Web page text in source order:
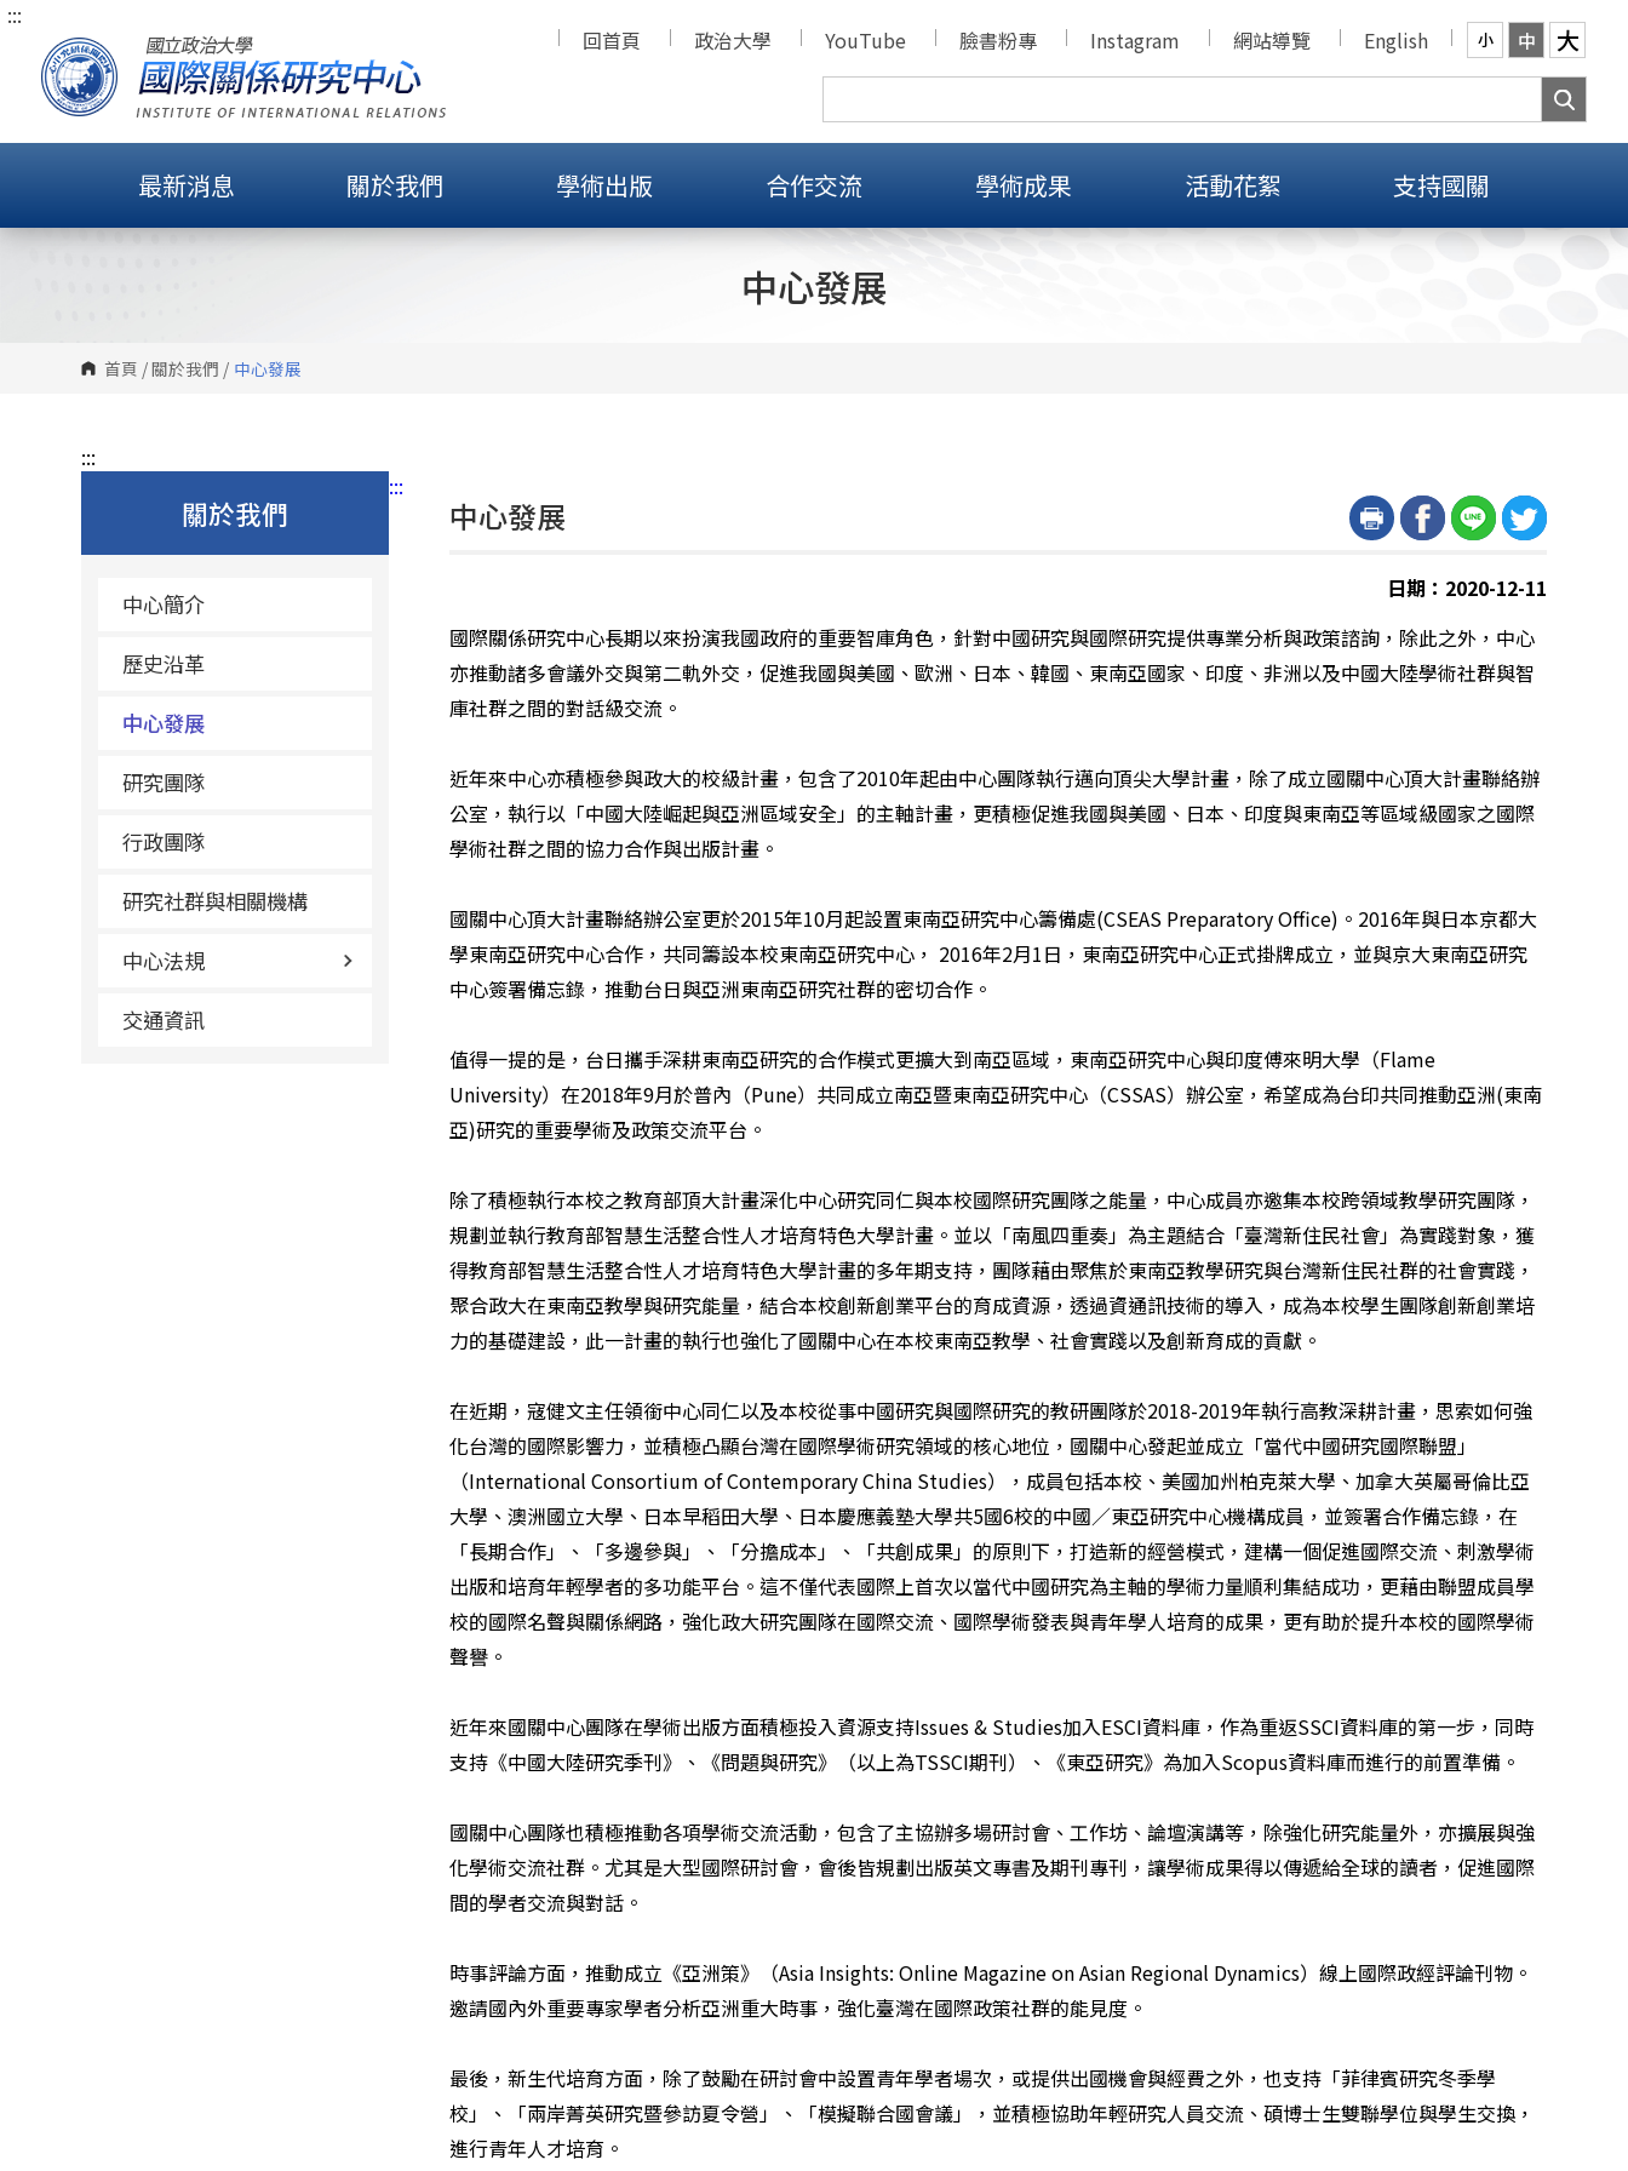
跳
內
塊
:::
回首頁
政治大學 YouTube 臉書粉專 Instagram 網站導覽 English 小 中 大
最新消息 關於我們 學術出版 合作交流 學術成果 活動花絮 支持國關
中心發展
首頁 /關於我們 / 中心發展
:::
關於我們
中心簡介
歷史沿革
中心發展
研究團隊
行政團隊
研究社群與相關機構
中心法規
交通資訊
:::
中心發展
日期：2020-12-11
國際關係研究中心長期以來扮演我國政府的重要智庫角色，針對中國研究與國際研究提供專業分析與政策諮詢，除此之外，中心
亦推動諸多會議外交與第二軌外交，促進我國與美國、歐洲、日本、韓國、東南亞國家、印度、非洲以及中國大陸學術社群與智
庫社群之間的對話級交流。
近年來中心亦積極參與政大的校級計畫，包含了2010年起由中心團隊執行邁向頂尖大學計畫，除了成立國關中心頂大計畫聯絡辦
公室，執行以「中國大陸崛起與亞洲區域安全」的主軸計畫，更積極促進我國與美國、日本、印度與東南亞等區域級國家之國際
學術社群之間的協力合作與出版計畫。
國關中心頂大計畫聯絡辦公室更於2015年10月起設置東南亞研究中心籌備處(CSEAS Preparatory Office) 。 2016年與日本京都大
學東南亞研究中心合作，共同籌設本校東南亞研究中心， 2016年2月1日，東南亞研究中心正式掛牌成立，並與京大東南亞研究
中心簽署備忘錄，推動台日與亞洲東南亞研究社群的密切合作。
值得一提的是，台日攜手深耕東南亞研究的合作模式更擴大到南亞區域，東南亞研究中心與印度傅來明大學（Flame
University）在2018年9月於普內（Pune）共同成立南亞暨東南亞研究中心（CSSAS）辦公室，希望成為台印共同推動亞洲(東南
亞)研究的重要學術及政策交流平台。
除了積極執行本校之教育部頂大計畫深化中心研究同仁與本校國際研究團隊之能量，中心成員亦邀集本校跨領域教學研究團隊，
規劃並執行教育部智慧生活整合性人才培育特色大學計畫。並以「南風四重奏」為主題結合「臺灣新住民社會」為實踐對象，獲
得教育部智慧生活整合性人才培育特色大學計畫的多年期支持，團隊藉由聚焦於東南亞教學研究與台灣新住民社群的社會實踐，
聚合政大在東南亞教學與研究能量，結合本校創新創業平台的育成資源，透過資通訊技術的導入，成為本校學生團隊創新創業培
力的基礎建設，此一計畫的執行也強化了國關中心在本校東南亞教學、社會實踐以及創新育成的貢獻。
在近期，寇健文主任領銜中心同仁以及本校從事中國研究與國際研究的教研團隊於2018-2019年執行高教深耕計畫，思索如何強
化台灣的國際影響力，並積極凸顯台灣在國際學術研究領域的核心地位，國關中心發起並成立「當代中國研究國際聯盟」
（International Consortium of Contemporary China Studies），成員包括本校、美國加州柏克萊大學、加拿大英屬哥倫比亞
大學、澳洲國立大學、日本早稻田大學、日本慶應義塾大學共5國6校的中國／東亞研究中心機構成員，並簽署合作備忘錄，在
「長期合作」、「多邊參與」、「分擔成本」、「共創成果」的原則下，打造新的經營模式，建構一個促進國際交流、刺激學術
出版和培育年輕學者的多功能平台。這不僅代表國際上首次以當代中國研究為主軸的學術力量順利集結成功，更藉由聯盟成員學
校的國際名聲與關係網路，強化政大研究團隊在國際交流、國際學術發表與青年學人培育的成果，更有助於提升本校的國際學術
聲譽。
近年來國關中心團隊在學術出版方面積極投入資源支持Issues & Studies加入ESCI資料庫，作為重返SSCI資料庫的第一步，同時
支持《中國大陸研究季刊》、《問題與研究》（以上為TSSCI期刊）、《東亞研究》為加入Scopus資料庫而進行的前置準備。
國關中心團隊也積極推動各項學術交流活動，包含了主協辦多場研討會、工作坊、論壇演講等，除強化研究能量外，亦擴展與強
化學術交流社群。尤其是大型國際研討會，會後皆規劃出版英文專書及期刊專刊，讓學術成果得以傳遞給全球的讀者，促進國際
間的學者交流與對話。
時事評論方面，推動成立《亞洲策》（Asia Insights: Online Magazine on Asian Regional Dynamics）線上國際政經評論刊物。
邀請國內外重要專家學者分析亞洲重大時事，強化臺灣在國際政策社群的能見度。
最後，新生代培育方面，除了鼓勵在研討會中設置青年學者場次，或提供出國機會與經費之外，也支持「菲律賓研究冬季學
校」、「兩岸菁英研究暨參訪夏令營」、「模擬聯合國會議」，並積極協助年輕研究人員交流、碩博士生雙聯學位與學生交換，
進行青年人才培育。